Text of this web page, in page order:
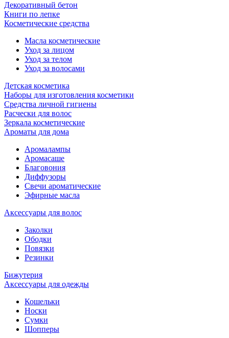
Декоративный бетон
Книги по лепке
Косметические средства
Масла косметические
Уход за лицом
Уход за телом
Уход за волосами
Детская косметика
Наборы для изготовления косметики
Средства личной гигиены
Расчески для волос
Зеркала косметические
Ароматы для дома
Аромалампы
Аромасаше
Благовония
Диффузоры
Свечи ароматические
Эфирные масла
Аксессуары для волос
Заколки
Ободки
Повязки
Резинки
Бижутерия
Аксессуары для одежды
Кошельки
Носки
Сумки
Шопперы